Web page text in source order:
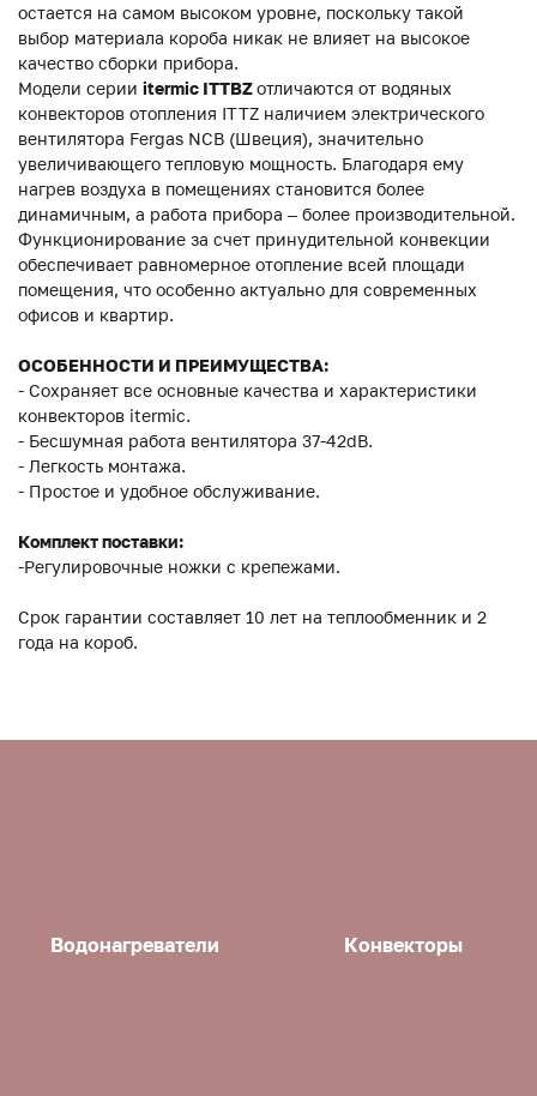
остается на самом высоком уровне, поскольку такой
выбор материала короба никак не влияет на высокое
качество сборки прибора.
Модели серии itermic ITTBZотличаются от водяных
конвекторов отопления ITTZ наличием электрического
вентилятора Fergas NCB (Швеция), значительно
увеличивающего тепловую мощность. Благодаря ему
нагрев воздуха в помещениях становится более
динамичным, а работа прибора – более производительной.
Функционирование за счет принудительной конвекции
обеспечивает равномерное отопление всей площади
помещения, что особенно актуально для современных
офисов и квартир.
ОСОБЕННОСТИ И ПРЕИМУЩЕСТВА:
- Сохраняет все основные качества и характеристики
конвекторов itermic.
- Бесшумная работа вентилятора 37-42dB.
- Легкость монтажа.
- Простое и удобное обслуживание.
Комплект поставки:
-Регулировочные ножки с крепежами.
Срок гарантии составляет 10 лет на теплообменник и 2
года на короб.
Водонагреватели Конвекторы